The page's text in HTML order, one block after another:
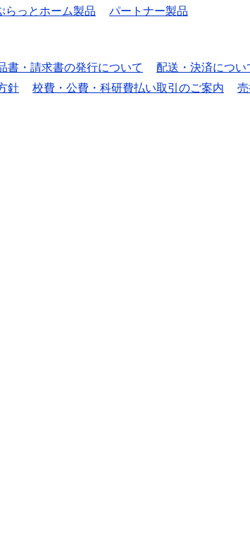
らっとホーム製品 パートナー製品
書・請求書の発行について 配送・決済につい
針 校費・公費・科研費払い取引のご案内